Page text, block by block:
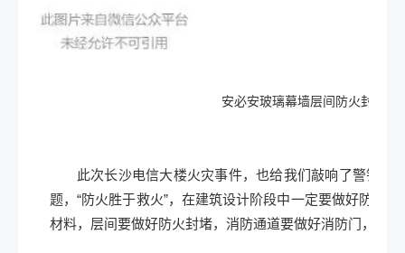
安必安玻璃幕墙层间防火封
此次长沙电信大楼火灾事件，也给我们敲响了警钟，
题，“防火胜于救火”，在建筑设计阶段中一定要做好防火
材料，层间要做好防火封堵，消防通道要做好消防门，为高